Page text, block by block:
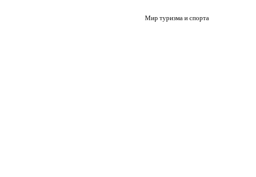
Мир туризма и спорта